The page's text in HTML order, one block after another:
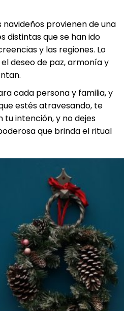
navideños provienen de una
distintas que se han ido
y las regiones. Lo
deseo de paz, armonía y
cada persona y familia, y
estés atravesando, te
intención, y no dejes
que brinda el ritual